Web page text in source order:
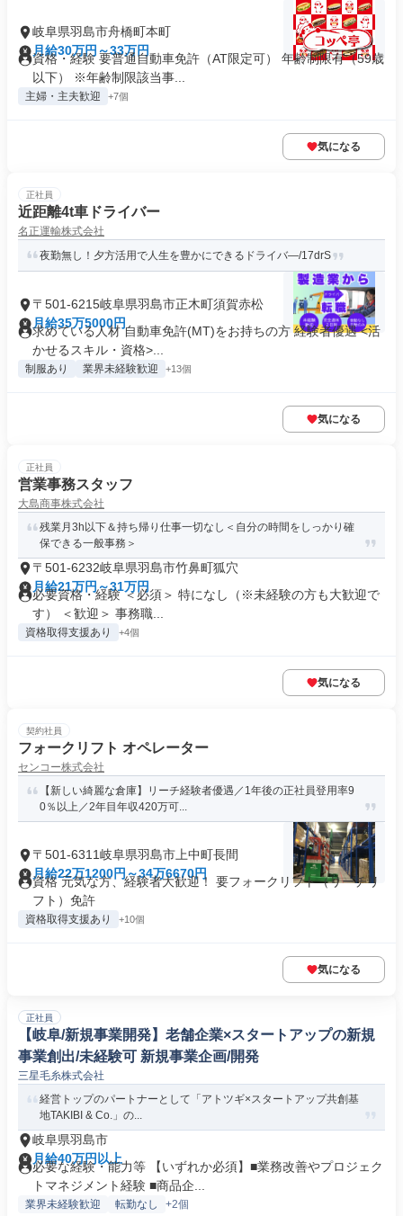
岐阜県羽島市舟橋町本町
月給30万円～33万円
資格・経験 要普通自動車免許（AT限定可） 年齢制限有（59歳
以下） ※年齢制限該当事...
主婦・主夫歓迎 +7個
気になる
正社員
近距離4t車ドライバー
名正運輸株式会社
夜勤無し！夕方活用で人生を豊かにできるドライバ―/17drS
〒501-6215岐阜県羽島市正木町須賀赤松
月給35万5000円
求めている人材 自動車免許(MT)をお持ちの方 経験者優遇 <活
かせるスキル・資格>...
制服あり 業界未経験歓迎 +13個
気になる
正社員
営業事務スタッフ
大島商事株式会社
残業月3h以下＆持ち帰り仕事一切なし＜自分の時間をしっかり確
保できる一般事務＞
〒501-6232岐阜県羽島市竹鼻町狐穴
月給21万円～31万円
必要資格・経験 ＜必須＞ 特になし（※未経験の方も大歓迎で
す） ＜歓迎＞ 事務職...
資格取得支援あり +4個
気になる
契約社員
フォークリフト オペレーター
センコー株式会社
【新しい綺麗な倉庫】リーチ経験者優遇／1年後の正社員登用率9
0％以上／2年目年収420万可...
〒501-6311岐阜県羽島市上中町長間
月給22万1200円～34万6670円
資格 元気な方、経験者大歓迎！ 要フォークリフト（リーチリ
フト）免許
資格取得支援あり +10個
気になる
正社員
【岐阜/新規事業開発】老舗企業×スタートアップの新規
事業創出/未経験可 新規事業企画/開発
三星毛糸株式会社
経営トップのパートナーとして「アトツギ×スタートアップ共創基
地TAKIBI & Co.」の...
岐阜県羽島市
月給40万円以上
必要な経験・能力等 【いずれか必須】■業務改善やプロジェク
トマネジメント経験 ■商品企...
業界未経験歓迎 転勤なし +2個